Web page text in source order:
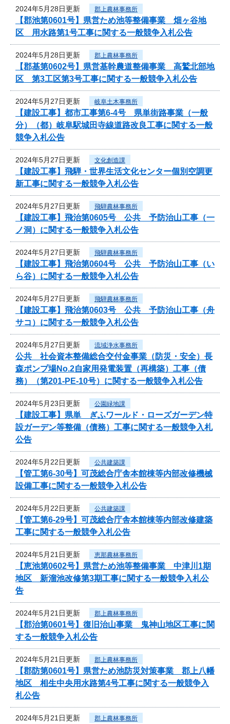
2024年5月28日更新 郡上農林事務所
【郡池第0601号】県営ため池等整備事業 畑ヶ谷地
区 用水路第1号工事に関する一般競争入札公告
2024年5月28日更新 郡上農林事務所
【郡基第0602号】県営基幹農道整備事業 高鷲北部地
区 第3工区第3号工事に関する一般競争入札公告
2024年5月27日更新 岐阜土木事務所
【建設工事】都市工事第6-4号 県単街路事業（一般
分）（都）岐阜駅城田寺線道路改良工事に関する一般
競争入札公告
2024年5月27日更新 文化創造課
【建設工事】飛騨・世界生活文化センター個別空調更
新工事に関する一般競争入札公告
2024年5月27日更新 飛騨農林事務所
【建設工事】飛治第0605号 公共 予防治山工事（一
ノ洞）に関する一般競争入札公告
2024年5月27日更新 飛騨農林事務所
【建設工事】飛治第0604号 公共 予防治山工事（い
ら谷）に関する一般競争入札公告
2024年5月27日更新 飛騨農林事務所
【建設工事】飛治第0603号 公共 予防治山工事（舟
サコ）に関する一般競争入札公告
2024年5月27日更新 流域浄水事務所
公共 社会資本整備総合交付金事業（防災・安全）長
森ポンプ場No.2自家用発電装置（再構築）工事（債
務）（第201-PE-10号）に関する一般競争入札公告
2024年5月23日更新 公園緑地課
【建設工事】県単 ぎふワールド・ローズガーデン特
設ガーデン等整備（債務）工事に関する一般競争入札
公告
2024年5月22日更新 公共建築課
【管工第6-30号】可茂総合庁舎本館棟等内部改修機械
設備工事に関する一般競争入札公告
2024年5月22日更新 公共建築課
【管工第6-29号】可茂総合庁舎本館棟等内部改修建築
工事に関する一般競争入札公告
2024年5月21日更新 恵那農林事務所
【恵池第0602号】県営ため池等整備事業 中津川1期
地区 新溜池改修第3期工事に関する一般競争入札公
告
2024年5月21日更新 郡上農林事務所
【郡治第0601号】復旧治山事業 鬼神山地区工事に関
する一般競争入札公告
2024年5月21日更新 郡上農林事務所
【郡防第0601号】県営ため池防災対策事業 郡上八幡
地区 相生中央用水路第4号工事に関する一般競争入
札公告
2024年5月21日更新 郡上農林事務所